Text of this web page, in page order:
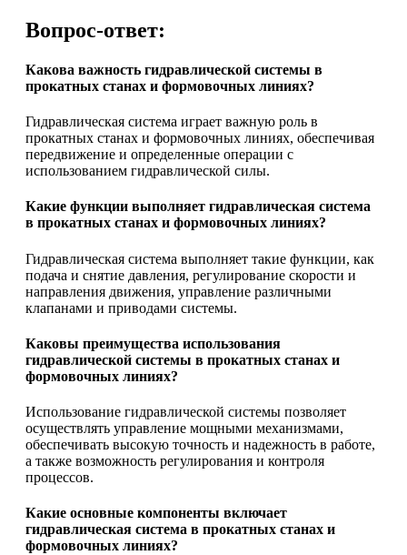
Вопрос-ответ:
Какова важность гидравлической системы в
прокатных станах и формовочных линиях?
Гидравлическая система играет важную роль в
прокатных станах и формовочных линиях, обеспечивая
передвижение и определенные операции с
использованием гидравлической силы.
Какие функции выполняет гидравлическая система
в прокатных станах и формовочных линиях?
Гидравлическая система выполняет такие функции, как
подача и снятие давления, регулирование скорости и
направления движения, управление различными
клапанами и приводами системы.
Каковы преимущества использования
гидравлической системы в прокатных станах и
формовочных линиях?
Использование гидравлической системы позволяет
осуществлять управление мощными механизмами,
обеспечивать высокую точность и надежность в работе,
а также возможность регулирования и контроля
процессов.
Какие основные компоненты включает
гидравлическая система в прокатных станах и
формовочных линиях?